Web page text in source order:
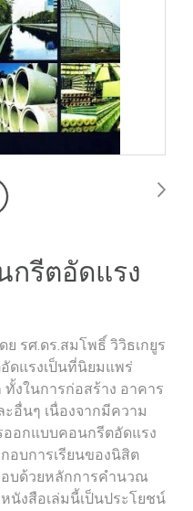
กรีตอัดแรง
รศ.ดร.สมโพธิ์ วิวิธเกยูร
ดแรงเป็นที่นิยมแพร่
งในการก่อสร้าง อาคาร
อื่นๆ เนื่องจากมีความ
ออกแบบคอนกรีตอัดแรง
อบการเรียนของนิสิต
บด้วยหลักการคำนวณ
นังสือเล่มนี้เป็นประโยชน์